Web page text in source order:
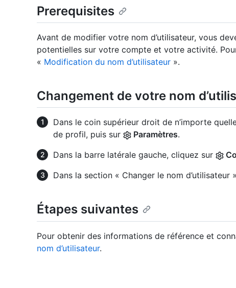
Prerequisites
Avant de modifier votre nom d’utilisateur, vous
potentielles sur votre compte et votre activité.
« Modification du nom d’utilisateur ».
Changement de votre nom
Dans le coin supérieur droit de n’importe
de profil, puis sur
Paramètres.
Dans la barre latérale gauche, cliquez sur
Dans la section « Changer le nom d’utilisateur
Étapes suivantes
Pour obtenir des informations de référence et
nom d’utilisateur.